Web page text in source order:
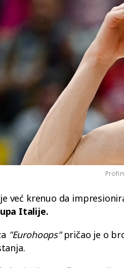
je već krenuo da
Italije.
"Eurohoops"pričao je o